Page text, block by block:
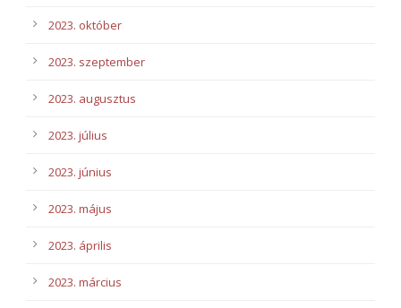
2023. október
2023. szeptember
2023. augusztus
2023. július
2023. június
2023. május
2023. április
2023. március